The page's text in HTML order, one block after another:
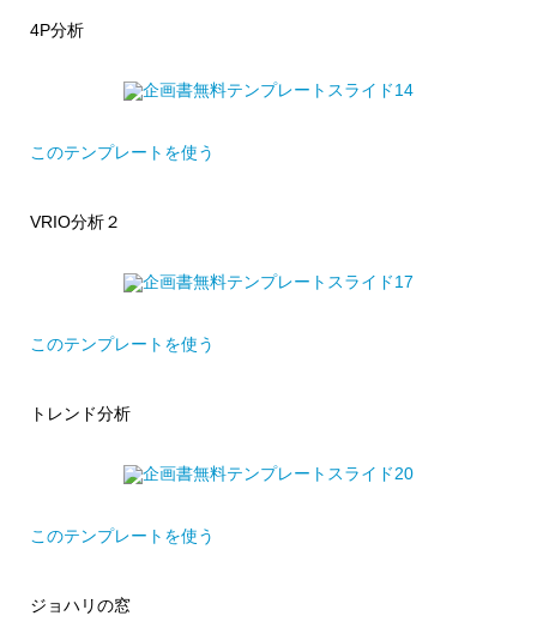
4P分析
このテンプレートを使う
VRIO分析２
このテンプレートを使う
トレンド分析
このテンプレートを使う
ジョハリの窓